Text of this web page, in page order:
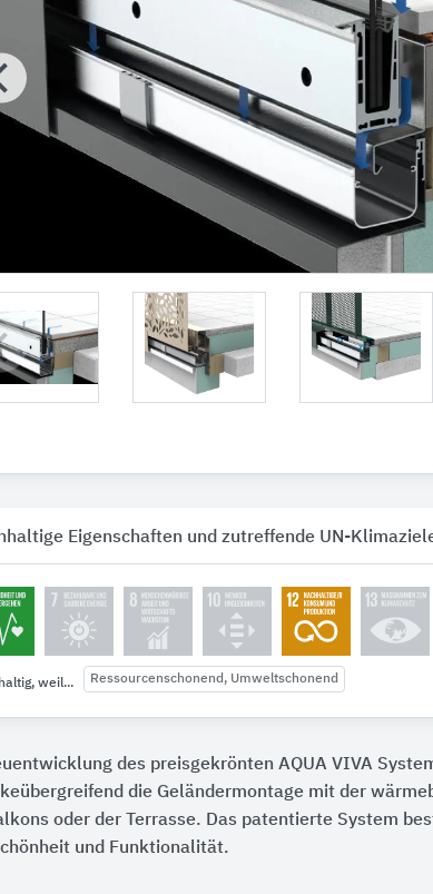
Eigenschaften und zutreffende UN-
weil... Ressourcenschonend, Umweltschonend
des preisgekrönten AQUA VIVA
die Geländermontage mit der
oder der Terrasse. Das patentierte System
und Funktionalität.